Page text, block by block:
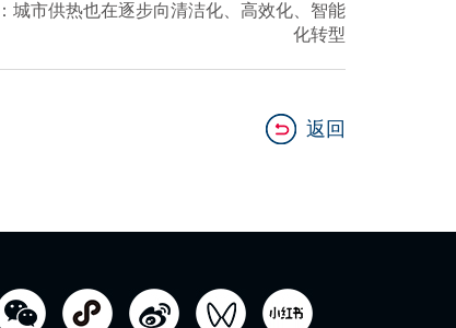
城市供热也在逐步向清洁化、高效化、智能
化转型
返回